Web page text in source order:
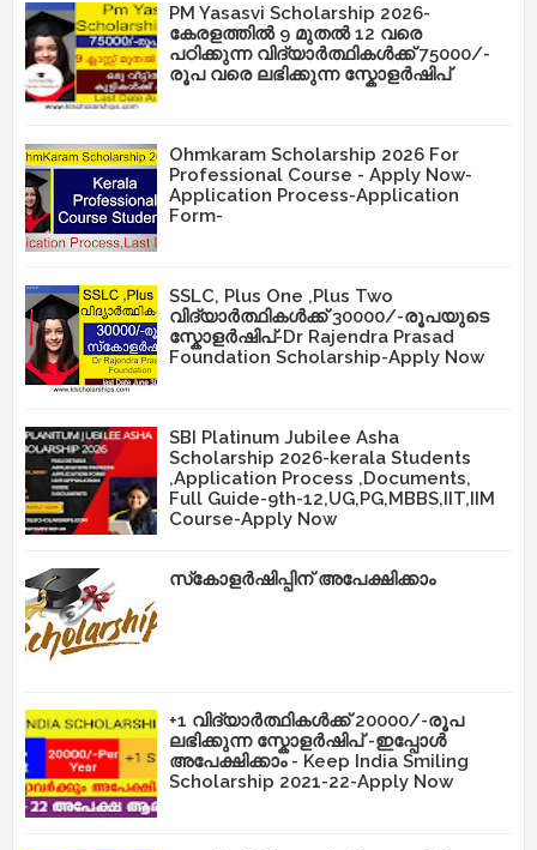
PM Yasasvi Scholarship 2026-
കേരളത്തിൽ 9 മുതൽ 12 വരെ
പഠിക്കുന്ന വിദ്യാർത്ഥികൾക്ക് 75000/-
രൂപ വരെ ലഭിക്കുന്ന സ്കോളർഷിപ്
Ohmkaram Scholarship 2026 For
Professional Course - Apply Now-
Application Process-Application
Form-
SSLC, Plus One ,Plus Two
വിദ്യാർത്ഥികൾക്ക് 30000/-രൂപയുടെ
സ്കോളർഷിപ്-Dr Rajendra Prasad
Foundation Scholarship-Apply Now
SBI Platinum Jubilee Asha
Scholarship 2026-kerala Students
,Application Process ,Documents,
Full Guide-9th-12,UG,PG,MBBS,IIT,IIM
Course-Apply Now
സ്‌കോളർഷിപ്പിന് അപേക്ഷിക്കാം
+1 വിദ്യാർത്ഥികൾക്ക് 20000/-രൂപ
ലഭിക്കുന്ന സ്കോളർഷിപ് -ഇപ്പോൾ
അപേക്ഷിക്കാം - Keep India Smiling
Scholarship 2021-22-Apply Now